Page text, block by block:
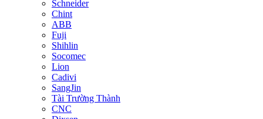
Schneider
Chint
ABB
Fuji
Shihlin
Socomec
Lion
Cadivi
SangJin
Tài Trường Thành
CNC